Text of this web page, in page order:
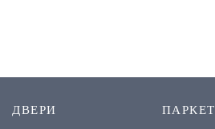
ДВЕРИ
ПАРКЕТ